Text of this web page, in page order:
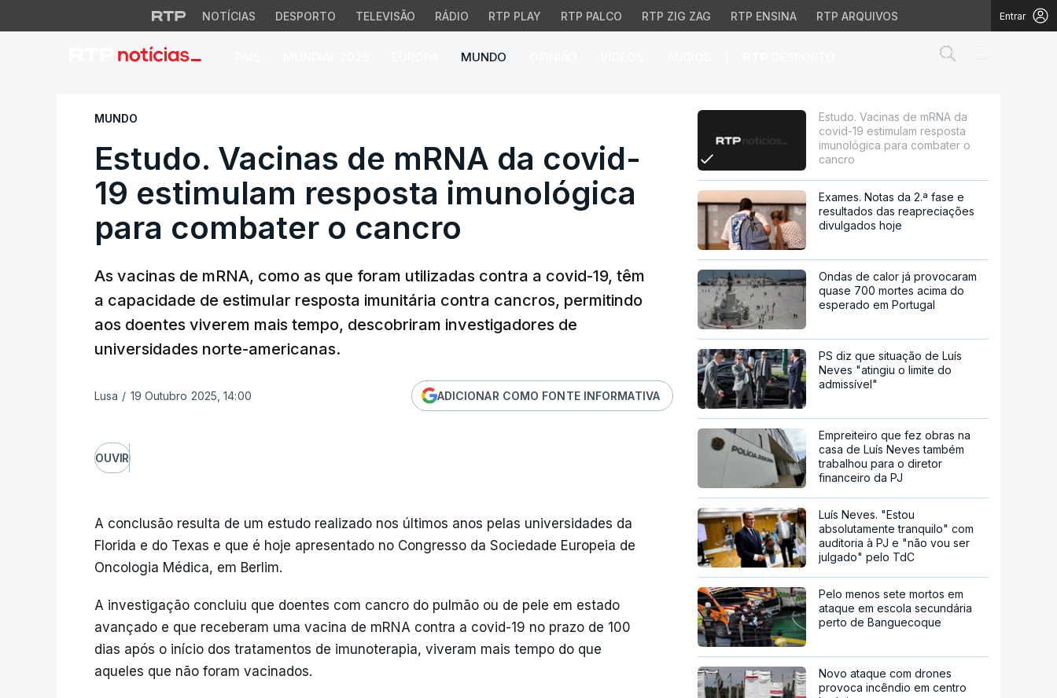
NOTÍCIAS DESPORTO TELEVISÃO RÁDIO RTP PLAY RTP PALCO RTP ZIG ZAG RTP ENSINA RTP ARQUIVOS Entrar
MUNDO
Estudo. Vacinas de mRNA da covid-19 estimulam resposta
MUNDO
Estudo. Vacinas de mRNA da covid-
19 estimulam resposta imunológica
para combater o cancro
As vacinas de mRNA, como as que foram utilizadas contra a covid-19, têm
a capacidade de estimular resposta imunitária contra cancros, permitindo
aos doentes viverem mais tempo, descobriram investigadores de
universidades norte-americanas.
Lusa / 19 Outubro 2025, 14:00 ADICIONAR COMO FONTE INFORMATIVA
OUVIR
A conclusão resulta de um estudo realizado nos últimos anos pelas universidades da
Florida e do Texas e que é hoje apresentado no Congresso da Sociedade Europeia de
Oncologia Médica, em Berlim.
A investigação concluiu que doentes com cancro do pulmão ou de pele em estado
avançado e que receberam uma vacina de mRNA contra a covid-19 no prazo de 100
dias após o início dos tratamentos de imunoterapia, viveram mais tempo do que
aqueles que não foram vacinados.
Estudo. Vacinas de mRNA da
covid-19 estimulam resposta
imunológica para combater o
cancro
Exames. Notas da 2.ª fase e
resultados das reapreciações
divulgados hoje
Ondas de calor já provocaram
quase 700 mortes acima do
esperado em Portugal
PS diz que situação de Luís
Neves "atingiu o limite do
admissível"
Empreiteiro que fez obras na
casa de Luís Neves também
trabalhou para o diretor
financeiro da PJ
Luís Neves. "Estou
absolutamente tranquilo" com
auditoria à PJ e "não vou ser
julgado" pelo TdC
Pelo menos sete mortos em
ataque em escola secundária
perto de Banguecoque
Novo ataque com drones
provoca incêndio em centro